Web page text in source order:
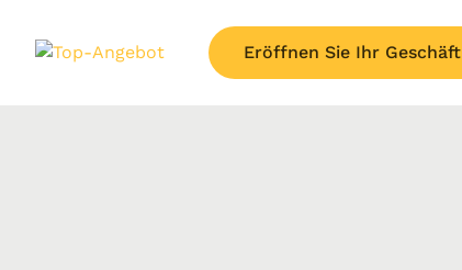
Eröffnen Sie Ihr Geschäft